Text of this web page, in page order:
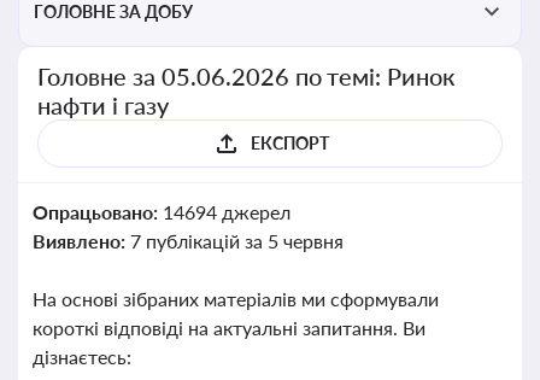
ГОЛОВНЕ ЗА ДОБУ
Головне за 05.06.2026 по темі: Ринок
нафти і газу
ЕКСПОРТ
Опрацьовано: 14694 джерел
Виявлено: 7 публікацій за 5 червня
На основі зібраних матеріалів ми сформували
короткі відповіді на актуальні запитання. Ви
дізнаєтесь: